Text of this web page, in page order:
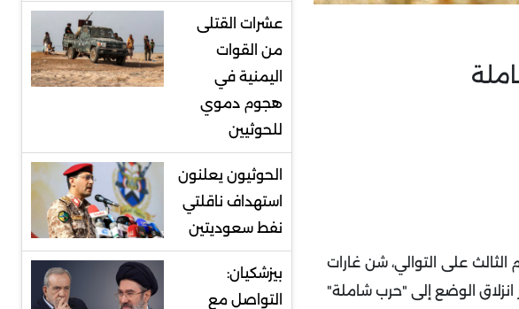
على التوالي، شن غارات
الوضع إلى "حرب شاملة"
عشرات القتلى
من القوات
اليمنية في
هجوم دموي
للحوثيين
الحوثيون يعلنون
استهداف ناقلتي
نفط سعوديتين
بيزشكيان:
التواصل مع